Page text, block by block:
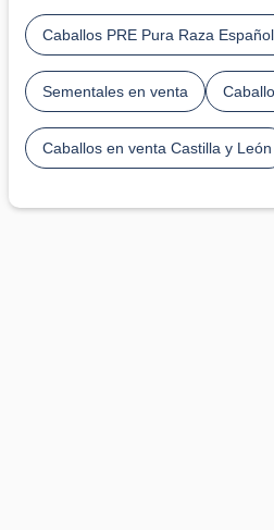
Caballos PRE Pura Raza
Sementales en venta
Caballos en venta Castilla y León